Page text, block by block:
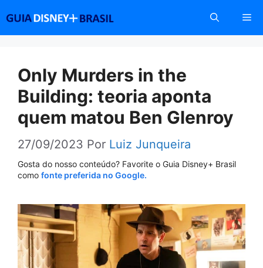
conteúdo
Only Murders in the
Building: teoria aponta
quem matou Ben Glenroy
27/09/2023 Por Luiz Junqueira
Gosta do nosso conteúdo? Favorite o Guia Disney+ Brasil
como fonte preferida no Google.